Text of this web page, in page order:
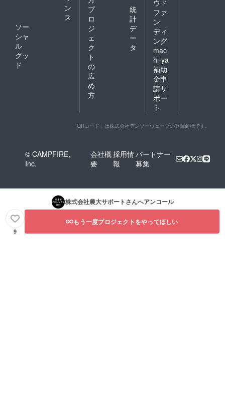
ン
ス
ソー
シャ
ル
グッ
ド
プ
ロ
ジ
ェ
ク
ト
の
広
め
方
統
計
デ
ー
タ
ウド
ファ
ン
ディ
ング
mac
hi-ya
補助
金申
請サ
ポー
ト
「QRコード」は株式会社デンソーウェーブの登録商標です。
© CAMPFIRE,
Inc.
会社概
要
採用情
報
パートナー
募集
株式会社農大サポートさんへアンコール
9
もう一度プロジェクトをやってほしい